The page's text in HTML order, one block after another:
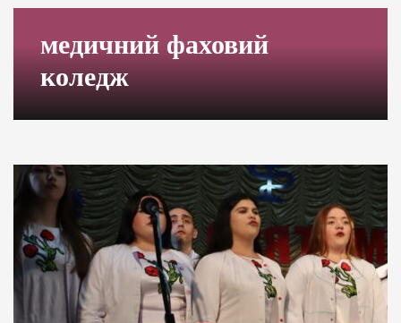
медичний фаховий
коледж